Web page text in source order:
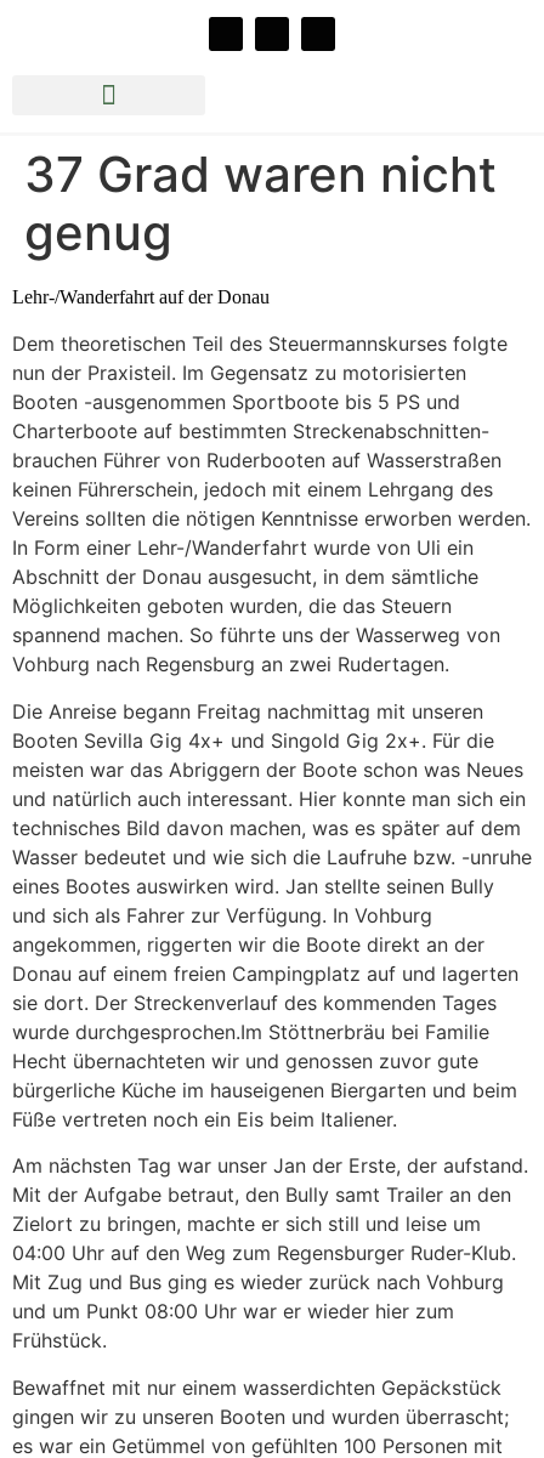
37 Grad waren nicht
genug
Lehr-/Wanderfahrt auf der Donau
Dem theoretischen Teil des Steuermannskurses folgte
nun der Praxisteil. Im Gegensatz zu motorisierten
Booten -ausgenommen Sportboote bis 5 PS und
Charterboote auf bestimmten Streckenabschnitten-
brauchen Führer von Ruderbooten auf Wasserstraßen
keinen Führerschein, jedoch mit einem Lehrgang des
Vereins sollten die nötigen Kenntnisse erworben werden.
In Form einer Lehr-/Wanderfahrt wurde von Uli ein
Abschnitt der Donau ausgesucht, in dem sämtliche
Möglichkeiten geboten wurden, die das Steuern
spannend machen. So führte uns der Wasserweg von
Vohburg nach Regensburg an zwei Rudertagen.
Die Anreise begann Freitag nachmittag mit unseren
Booten Sevilla Gig 4x+ und Singold Gig 2x+. Für die
meisten war das Abriggern der Boote schon was Neues
und natürlich auch interessant. Hier konnte man sich ein
technisches Bild davon machen, was es später auf dem
Wasser bedeutet und wie sich die Laufruhe bzw. -unruhe
eines Bootes auswirken wird. Jan stellte seinen Bully
und sich als Fahrer zur Verfügung. In Vohburg
angekommen, riggerten wir die Boote direkt an der
Donau auf einem freien Campingplatz auf und lagerten
sie dort. Der Streckenverlauf des kommenden Tages
wurde durchgesprochen.Im Stöttnerbräu bei Familie
Hecht übernachteten wir und genossen zuvor gute
bürgerliche Küche im hauseigenen Biergarten und beim
Füße vertreten noch ein Eis beim Italiener.
Am nächsten Tag war unser Jan der Erste, der aufstand.
Mit der Aufgabe betraut, den Bully samt Trailer an den
Zielort zu bringen, machte er sich still und leise um
04:00 Uhr auf den Weg zum Regensburger Ruder-Klub.
Mit Zug und Bus ging es wieder zurück nach Vohburg
und um Punkt 08:00 Uhr war er wieder hier zum
Frühstück.
Bewaffnet mit nur einem wasserdichten Gepäckstück
gingen wir zu unseren Booten und wurden überrascht;
es war ein Getümmel von gefühlten 100 Personen mit